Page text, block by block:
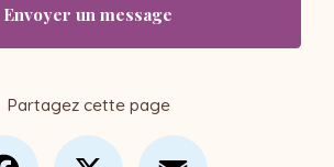
Envoyer un message
Partagez cette page
Facebook